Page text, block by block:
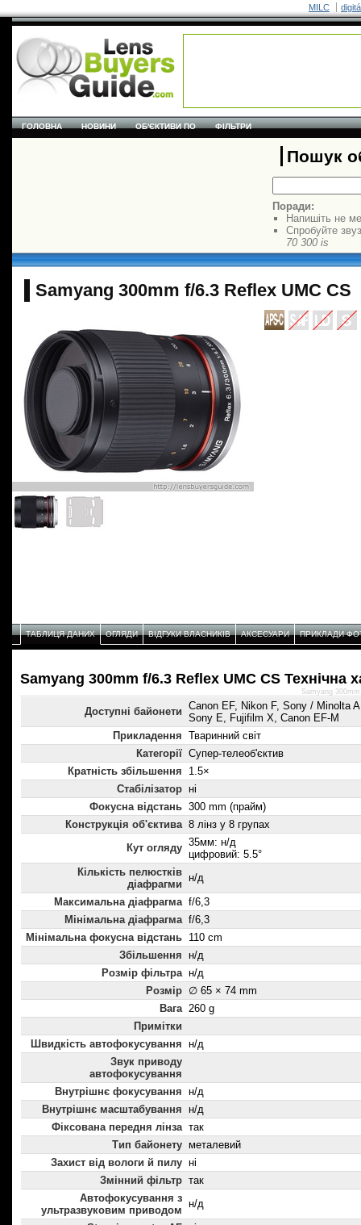
MILC
ГОЛОВНА НОВИНИ ОБ'ЄКТИВИ ПО ФІЛЬТРИ
Пошук
Поради:
Напишіть не
Спробуйте
70 300 is
Samyang 300mm f/6.3 Reflex UMC CS
ТАБЛИЦЯ ДАНИХ ОГЛЯДИ ВІДГУКИ ВЛАСНИКІВ АКСЕСУАРИ ПРИКЛАДИ
Samyang 300mm f/6.3 Reflex UMC CS Технічнa
Доступні байонети Canon EF, Nikon F, Sony / Minolta
Sony E, Fujifilm X, Canon EF-M
Прикладення Тваринний світ
Категорії Супер-телеоб'єктив
Кратність збільшення
1.5×
Стабілізатор ні
Фокусна відстань 300 mm (прайм)
Конструкція об'єктива 8 лінз у 8 групах
Кут огляду 35мм: н/д
цифровий: 5.5°
Кількість пелюстків
діафрагми
н/д
Максимальна діафрагма f/6,3
Мінімальна діафрагма f/6,3
Мінімальна фокусна відстань 110 cm
Збільшення
н/д
Розмір фільтра н/д
Розмір ∅ 65 × 74 mm
Вага 260 g
Примітки
Швидкість автофокусування н/д
Звук приводу
автофокусування
Внутрішнє фокусування н/д
Внутрішнє масштабування
н/д
Фіксована передня лінза так
Тип байонету металевий
Захист від вологи й пилу ні
Змінний фільтр так
Автофокусування з
ультразвуковим приводом
н/д
Samyang